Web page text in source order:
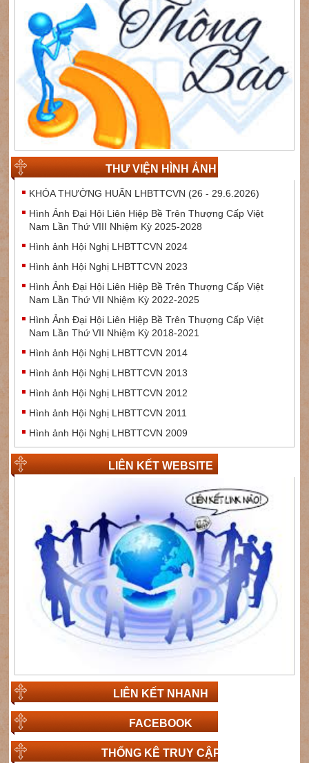
THƯ VIỆN HÌNH ẢNH
KHÓA THƯỜNG HUẤN LHBTTCVN (26 - 29.6.2026)
Hình Ảnh Đại Hội Liên Hiệp Bề Trên Thượng Cấp Việt
Nam Lần Thứ VIII Nhiệm Kỳ 2025-2028
Hình ảnh Hội Nghị LHBTTCVN 2024
Hình ảnh Hội Nghị LHBTTCVN 2023
Hình Ảnh Đại Hội Liên Hiệp Bề Trên Thượng Cấp Việt
Nam Lần Thứ VII Nhiệm Kỳ 2022-2025
Hình Ảnh Đại Hội Liên Hiệp Bề Trên Thượng Cấp Việt
Nam Lần Thứ VII Nhiệm Kỳ 2018-2021
Hình ảnh Hội Nghị LHBTTCVN 2014
Hình ảnh Hội Nghị LHBTTCVN 2013
Hình ảnh Hội Nghị LHBTTCVN 2012
Hình ảnh Hội Nghị LHBTTCVN 2011
Hình ảnh Hội Nghị LHBTTCVN 2009
LIÊN KẾT WEBSITE
LIÊN KẾT NHANH
FACEBOOK
THỐNG KÊ TRUY CẬP